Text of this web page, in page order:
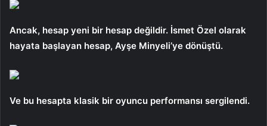
Ancak, hesap yeni bir hesap değildir. İsmet Özel olarak
hayata başlayan hesap, Ayşe Minyeli’ye dönüştü.
Ve bu hesapta klasik bir oyuncu performansı sergilendi.